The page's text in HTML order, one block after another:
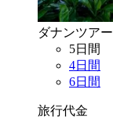
ダナンツアー
5日間
4日間
6日間
旅行代金